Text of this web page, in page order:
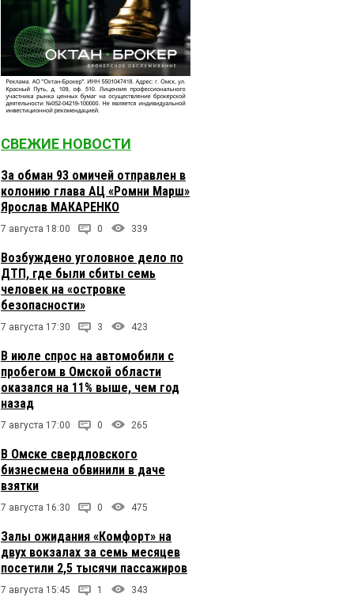
СВЕЖИЕ НОВОСТИ
За обман 93 омичей отправлен в
колонию глава АЦ «Ромни Марш»
Ярослав МАКАРЕНКО
7 августа 18:00 0 339
Возбуждено уголовное дело по
ДТП, где были сбиты семь
человек на «островке
безопасности»
7 августа 17:30 3 423
В июле спрос на автомобили с
пробегом в Омской области
оказался на 11% выше, чем год
назад
7 августа 17:00 0 265
В Омске свердловского
бизнесмена обвинили в даче
взятки
7 августа 16:30 0 475
Залы ожидания «Комфорт» на
двух вокзалах за семь месяцев
посетили 2,5 тысячи пассажиров
7 августа 15:45 1 343